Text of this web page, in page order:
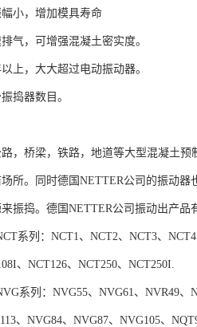
小，增加模具寿命
气，可增强混凝土密实度。
上，大大超过电动振动器。
捣器数目。
，桥梁，铁路，地道等大型混凝土
所。同时德国NETTER公司的振动
振捣。德国NETTER公司振动出产品
系列：NCT1、NCT2、NCT3、
、NCT126、NCT250、NCT250I.
系列：NVG55、NVG61、NVR49、
、NVG84、NVG87、NVG105、